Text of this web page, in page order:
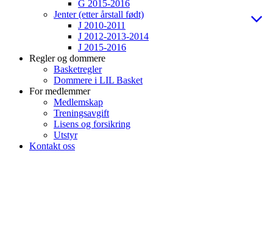
G 2015-2016
Jenter (etter årstall født)
J 2010-2011
J 2012-2013-2014
J 2015-2016
Regler og dommere
Basketregler
Dommere i LIL Basket
For medlemmer
Medlemskap
Treningsavgift
Lisens og forsikring
Utstyr
Kontakt oss